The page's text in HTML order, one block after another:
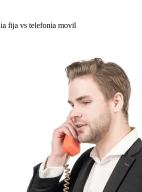
fija vs telefonia movil